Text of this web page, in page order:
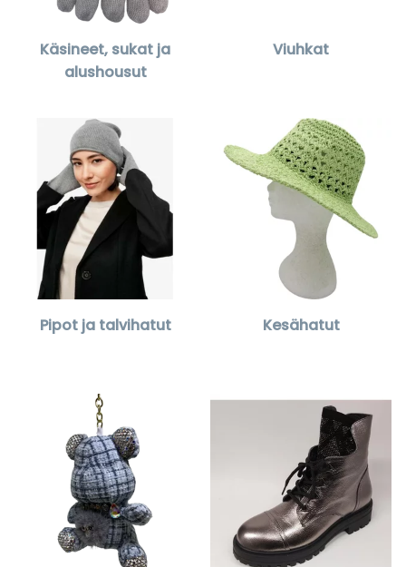
Käsineet, sukat ja
alushousut
Viuhkat
Pipot ja talvihatut Kesähatut